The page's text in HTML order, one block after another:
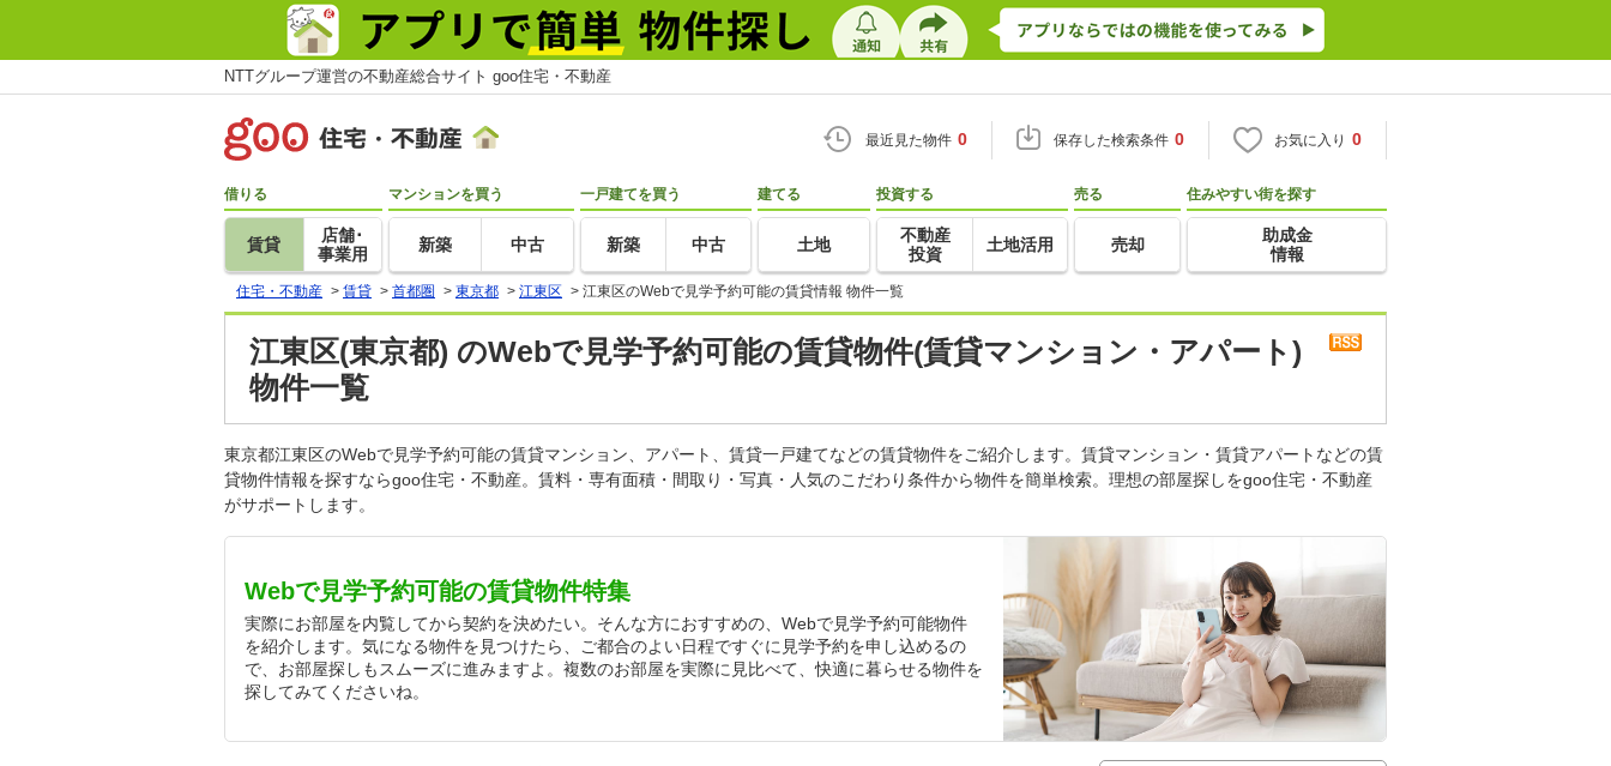
NTTグループ運営の不動産総合サイト goo住宅・不動産
最近見た物件 0 保存した検索条件 0 お気に入り 0
借りる
賃貸
店舗･
事業用
マンションを買う
新築 中古
一戸建てを買う
新築 中古
建てる
土地
投資する
不動産
投資
土地活用
売る
売却
住みやすい街を探す
助成金
情報
住宅・不動産 > 賃貸 > 首都圏 > 東京都 > 江東区 > 江東区のWebで見学予約可能の賃貸情報 物件一覧
江東区(東京都) のWebで見学予約可能の賃貸物件(賃貸マンション・アパート)
物件一覧
東京都江東区のWebで見学予約可能の賃貸マンション、アパート、賃貸一戸建てなどの賃貸物件をご紹介します。賃貸マンション・賃貸アパートなどの賃
貸物件情報を探すならgoo住宅・不動産。賃料・専有面積・間取り・写真・人気のこだわり条件から物件を簡単検索。理想の部屋探しをgoo住宅・不動産
がサポートします。
Webで見学予約可能の賃貸物件特集
実際にお部屋を内覧してから契約を決めたい。そんな方におすすめの、Webで見学予約可能物件
を紹介します。気になる物件を見つけたら、ご都合のよい日程ですぐに見学予約を申し込めるの
で、お部屋探しもスムーズに進みますよ。複数のお部屋を実際に見比べて、快適に暮らせる物件を
探してみてくださいね。